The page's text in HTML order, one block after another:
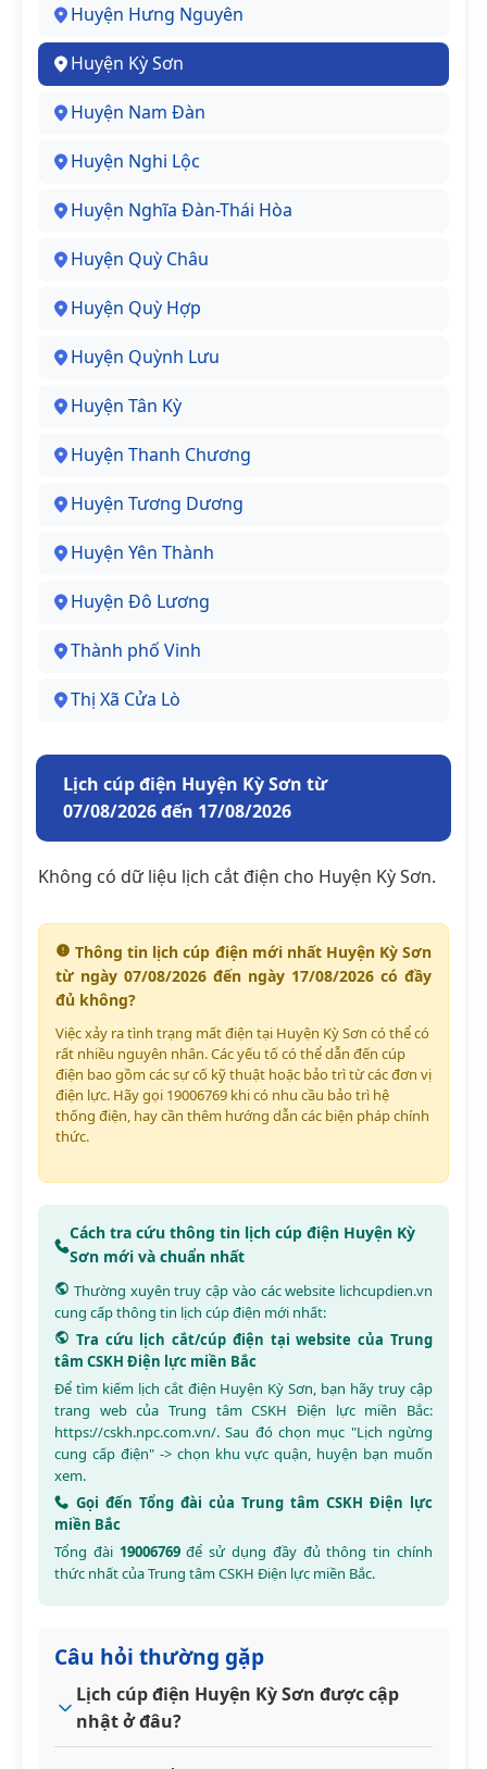
Huyện Hưng Nguyên
Huyện Kỳ Sơn
Huyện Nam Đàn
Huyện Nghi Lộc
Huyện Nghĩa Đàn-Thái Hòa
Huyện Quỳ Châu
Huyện Quỳ Hợp
Huyện Quỳnh Lưu
Huyện Tân Kỳ
Huyện Thanh Chương
Huyện Tương Dương
Huyện Yên Thành
Huyện Đô Lương
Thành phố Vinh
Thị Xã Cửa Lò
Lịch cúp điện Huyện Kỳ Sơn từ
07/08/2026 đến 17/08/2026
Không có dữ liệu lịch cắt điện cho Huyện Kỳ Sơn.
Thông tin lịch cúp điện mới nhất Huyện Kỳ Sơn
từ ngày 07/08/2026 đến ngày 17/08/2026 có đầy
đủ không?
Việc xảy ra tình trạng mất điện tại Huyện Kỳ Sơn có thể có
rất nhiều nguyên nhân. Các yếu tố có thể dẫn đến cúp
điện bao gồm các sự cố kỹ thuật hoặc bảo trì từ các đơn vị
điện lực. Hãy gọi 19006769 khi có nhu cầu bảo trì hệ
thống điện, hay cần thêm hướng dẫn các biện pháp chính
thức.
Cách tra cứu thông tin lịch cúp điện Huyện Kỳ
Sơn mới và chuẩn nhất
Thường xuyên truy cập vào các website lichcupdien.vn
cung cấp thông tin lịch cúp điện mới nhất:
Tra cứu lịch cắt/cúp điện tại website của Trung
tâm CSKH Điện lực miền Bắc
Để tìm kiếm lịch cắt điện Huyện Kỳ Sơn, bạn hãy truy cập
trang web của Trung tâm CSKH Điện lực miền Bắc:
https://cskh.npc.com.vn/. Sau đó chọn mục "Lịch ngừng
cung cấp điện" -> chọn khu vực quận, huyện bạn muốn
xem.
Gọi đến Tổng đài của Trung tâm CSKH Điện lực
miền Bắc
Tổng đài 19006769để sử dụng đầy đủ thông tin chính
thức nhất của Trung tâm CSKH Điện lực miền Bắc.
Câu hỏi thường gặp
Lịch cúp điện Huyện Kỳ Sơn được cập
nhật ở đâu?